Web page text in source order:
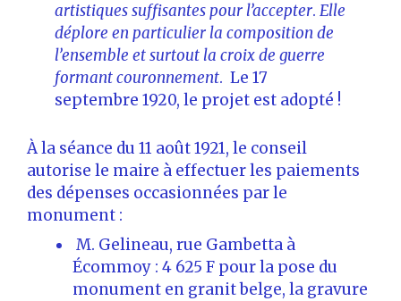
artistiques suffisantes pour l’accepter.Elle
déplore en particulier la composition de
l’ensemble et surtout la croix de guerre
formant couronnement. Le 17
septembre 1920, le projet est adopté !
À la séance du 11 août 1921, le conseil
autorise le maire à effectuer les paiements
des dépenses occasionnées par le
monument :
M. Gelineau, rue Gambetta à
Écommoy : 4 625 F pour la pose du
monument en granit belge, la gravure